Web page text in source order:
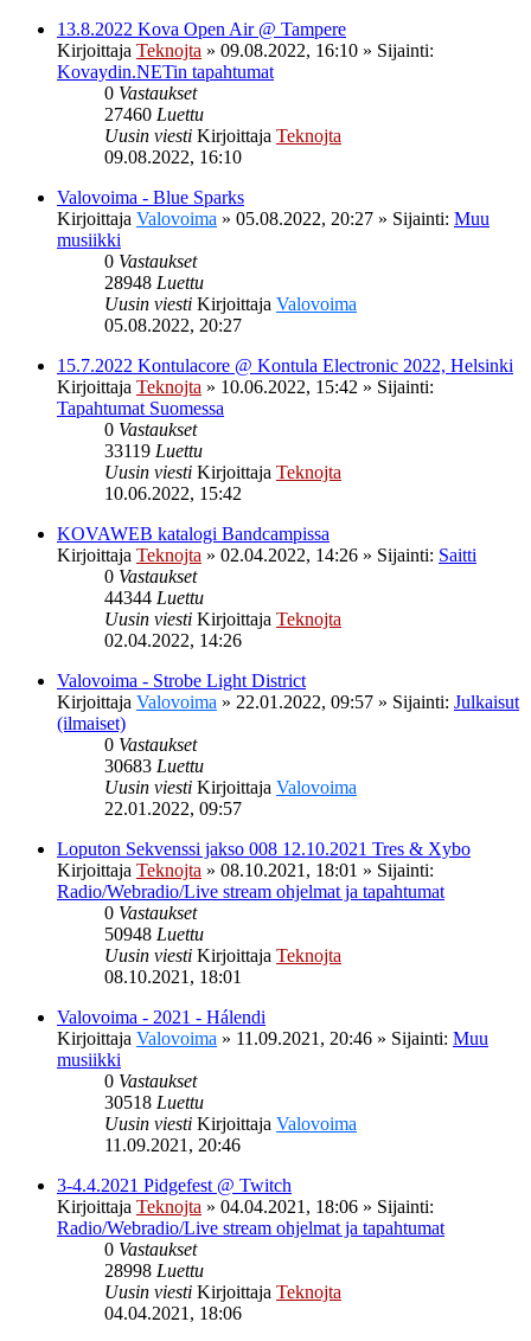
13.8.2022 Kova Open Air @ Tampere
Kirjoittaja Teknojta » 09.08.2022, 16:10 » Sijainti:
Kovaydin.NETin tapahtumat
0 Vastaukset
27460 Luettu
Uusin viesti Kirjoittaja Teknojta
09.08.2022, 16:10
Valovoima - Blue Sparks
Kirjoittaja Valovoima » 05.08.2022, 20:27 » Sijainti: Muu
musiikki
0 Vastaukset
28948 Luettu
Uusin viesti Kirjoittaja Valovoima
05.08.2022, 20:27
15.7.2022 Kontulacore @ Kontula Electronic 2022, Helsinki
Kirjoittaja Teknojta » 10.06.2022, 15:42 » Sijainti:
Tapahtumat Suomessa
0 Vastaukset
33119 Luettu
Uusin viesti Kirjoittaja Teknojta
10.06.2022, 15:42
KOVAWEB katalogi Bandcampissa
Kirjoittaja Teknojta » 02.04.2022, 14:26 » Sijainti: Saitti
0 Vastaukset
44344 Luettu
Uusin viesti Kirjoittaja Teknojta
02.04.2022, 14:26
Valovoima - Strobe Light District
Kirjoittaja Valovoima » 22.01.2022, 09:57 » Sijainti: Julkaisut
(ilmaiset)
0 Vastaukset
30683 Luettu
Uusin viesti Kirjoittaja Valovoima
22.01.2022, 09:57
Loputon Sekvenssi jakso 008 12.10.2021 Tres & Xybo
Kirjoittaja Teknojta » 08.10.2021, 18:01 » Sijainti:
Radio/Webradio/Live stream ohjelmat ja tapahtumat
0 Vastaukset
50948 Luettu
Uusin viesti Kirjoittaja Teknojta
08.10.2021, 18:01
Valovoima - 2021 - Hálendi
Kirjoittaja Valovoima » 11.09.2021, 20:46 » Sijainti: Muu
musiikki
0 Vastaukset
30518 Luettu
Uusin viesti Kirjoittaja Valovoima
11.09.2021, 20:46
3-4.4.2021 Pidgefest @ Twitch
Kirjoittaja Teknojta » 04.04.2021, 18:06 » Sijainti:
Radio/Webradio/Live stream ohjelmat ja tapahtumat
0 Vastaukset
28998 Luettu
Uusin viesti Kirjoittaja Teknojta
04.04.2021, 18:06